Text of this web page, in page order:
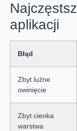
aplikacji
Błąd
Zbyt luźne
owinięcie
Zbyt cienka
warstwa